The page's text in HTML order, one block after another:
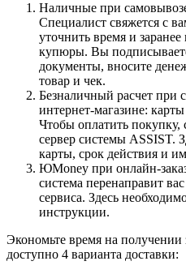
Наличные при
Специалист свяжется с
уточнить время и
купюры. Вы
документы, вносите
товар и чек.
Безналичный расчет при
интернет-магазине:
Чтобы оплатить покупку,
сервер системы ASSIST.
карты, срок действия и
ЮMoney при онлайн-
система перенаправит
сервиса. Здесь
инструкции.
Экономьте время на получении
доступно 4 варианта доставки: